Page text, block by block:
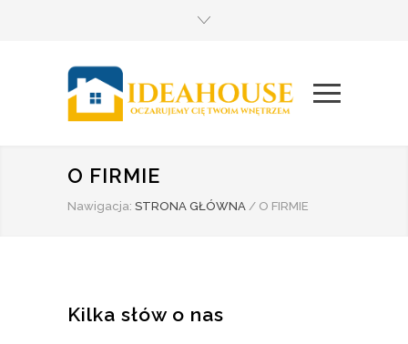
O FIRMIE
Nawigacja: STRONA GŁÓWNA / O FIRMIE
Kilka słów o nas